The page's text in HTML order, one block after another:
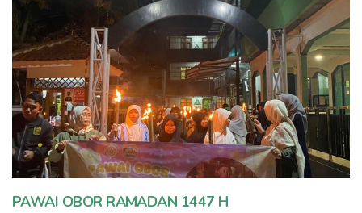
PAWAI OBOR RAMADAN 1447 H